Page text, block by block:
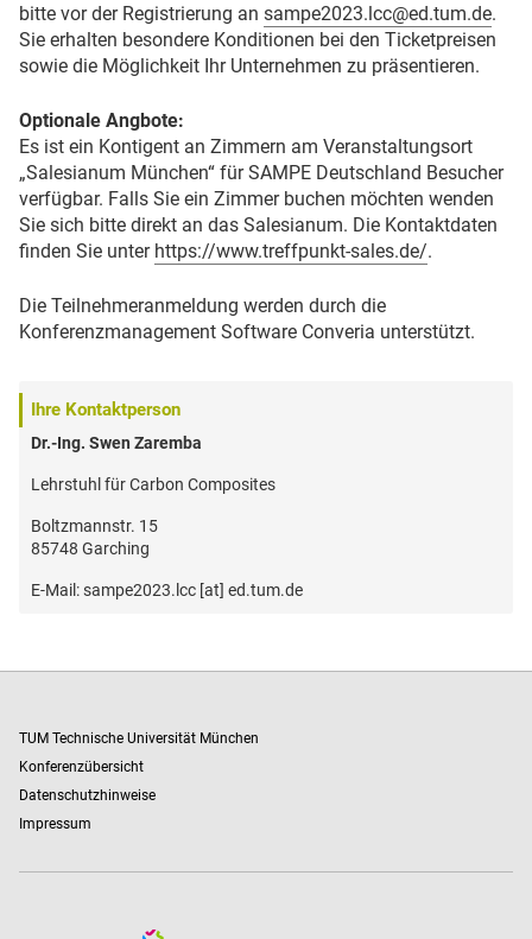
bitte vor der Registrierung an sampe2023.lcc@ed.tum.de.
Sie erhalten besondere Konditionen bei den Ticketpreisen
sowie die Möglichkeit Ihr Unternehmen zu präsentieren.
Optionale Angbote:
Es ist ein Kontigent an Zimmern am Veranstaltungsort
„Salesianum München“ für SAMPE Deutschland Besucher
verfügbar. Falls Sie ein Zimmer buchen möchten wenden
Sie sich bitte direkt an das Salesianum. Die Kontaktdaten
finden Sie unter https://www.treffpunkt-sales.de/.
Die Teilnehmeranmeldung werden durch die
Konferenzmanagement Software Converia unterstützt.
Ihre Kontaktperson
Dr.-Ing. Swen Zaremba
Lehrstuhl für Carbon Composites
Boltzmannstr. 15
85748 Garching
E-Mail: sampe2023.lcc [at] ed.tum.de
TUM Technische Universität München
Konferenzübersicht
Datenschutzhinweise
Impressum